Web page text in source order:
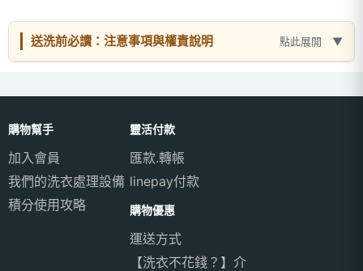
送洗前必讀：注意事項與權責說明 點此展開
購物幫手
加入會員
我們的洗衣處理設備
積分使用攻略
靈活付款
匯款.轉帳
linepay付款
購物優惠
運送方式
【洗衣不花錢？】介